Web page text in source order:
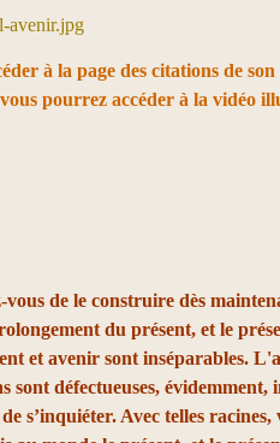
à la page des citations de
pourrez accéder à la vidéo
de le construire dès
du présent, et le
et avenir sont inséparables.
sont défectueuses, évidemment,
s’inquiéter. Avec telles